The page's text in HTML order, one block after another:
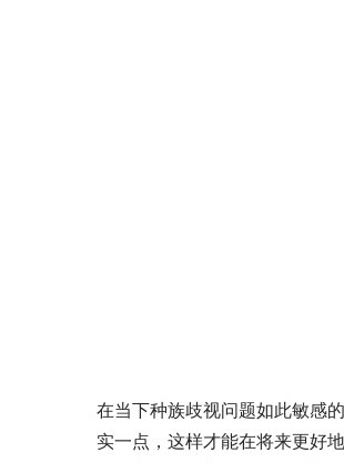
在当下种族歧视问题如此敏感
实一点，这样才能在将来更好